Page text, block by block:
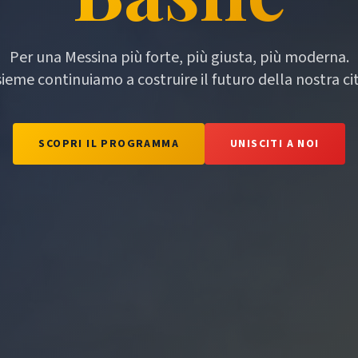
Per una Messina più forte, più giusta, più moderna.
continuiamo a costruire il futuro della nostra
SCOPRI IL PROGRAMMA UNISCITI A NOI